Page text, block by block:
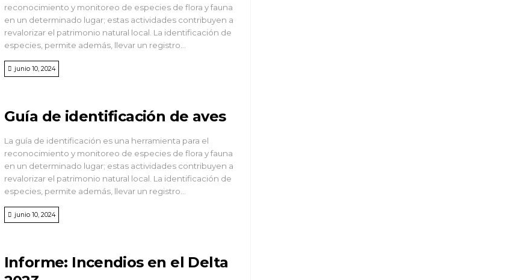
reconocimiento y monitoreo de especies de flora y fauna
en un determinado lugar; estas actividades contribuyen a
revalorizar el patrimonio natural local. La identificación de
especies, permite además, llevar un registro...
junio 10, 2024
Guía de identificación de aves
La guía de identificación es una herramienta para el
reconocimiento y monitoreo de especies de flora y fauna
en un determinado lugar; estas actividades contribuyen a
revalorizar el patrimonio natural local. La identificación de
especies, permite además, llevar un registro...
junio 10, 2024
Informe: Incendios en el Delta